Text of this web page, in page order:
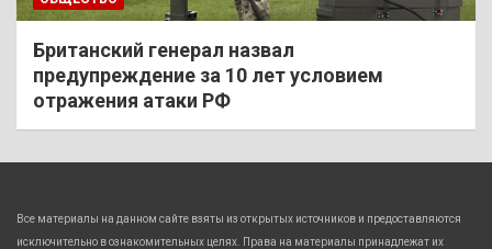
Британский генерал назвал
предупреждение за 10 лет условием
отражения атаки РФ
Все материалы на данном сайте взяты из открытых источников и предоставляются
исключительно в ознакомительных целях. Права на материалы принадлежат их